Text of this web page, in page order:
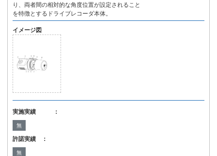
り、両者間の相対的な角度位置が設定されること
を特徴とするドライブレコーダ本体。
イメージ図
実施実績 ：
無
許諾実績 ：
無